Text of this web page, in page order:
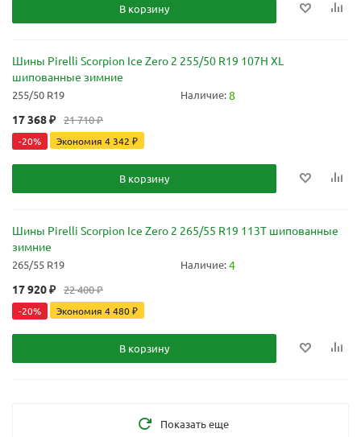
В корзину
Шины Pirelli Scorpion Ice Zero 2 255/50 R19 107H XL
шипованные зимние
255/50 R19 Наличие:8
17 368₽ 21 710₽
-20% Экономия 4 342 ₽
В корзину
Шины Pirelli Scorpion Ice Zero 2 265/55 R19 113T шипованные
зимние
265/55 R19 Наличие:4
17 920₽ 22 400₽
-20% Экономия 4 480₽
В корзину
Показать еще